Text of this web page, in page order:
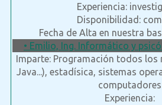
Experiencia:
Disponibilidad:
Fecha de Alta en nuestra
• Emilio, Ing. Informático y
Imparte: Programación todos los
Java...), estadísica, sistemas
computadores
Experiencia: